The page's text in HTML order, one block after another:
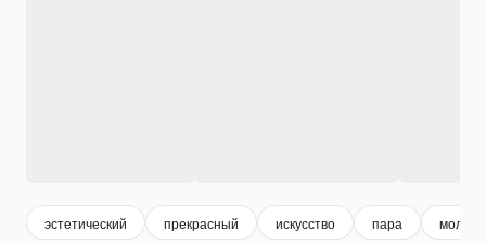
эстетический прекрасный искусство пара